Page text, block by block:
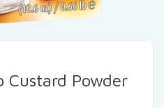
Custard Powder